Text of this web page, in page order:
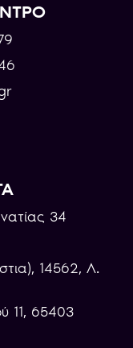
34
14562, Λ.
11, 65403